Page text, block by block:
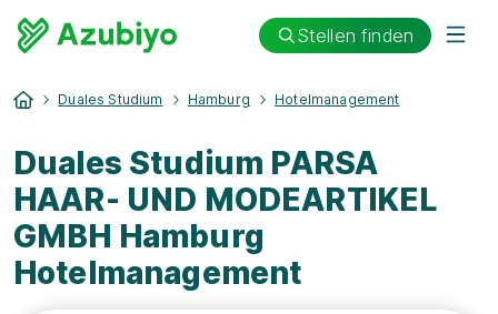
Stellen finden
Duales Studium Hamburg Hotelmanagement
Duales Studium PARSA
HAAR- UND MODEARTIKEL
GMBH Hamburg
Hotelmanagement